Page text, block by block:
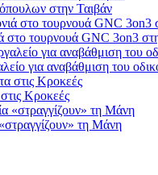
στην Ταιβάν
στο τουρνουά GNC 3on3
για αναβάθμιση του
Κροκεές
τη Μάνη